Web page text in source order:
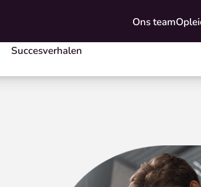
Ons team
Succesverhalen